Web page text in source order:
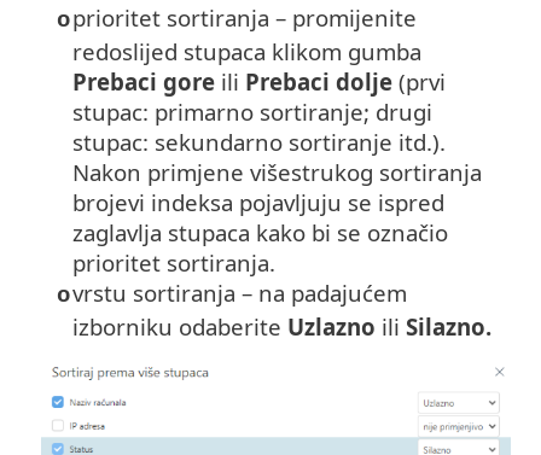
oprioritet sortiranja – promijenite
redoslijed stupaca klikom gumba
Prebaci gore ili Prebaci dolje (prvi
stupac: primarno sortiranje; drugi
stupac: sekundarno sortiranje itd.).
Nakon primjene višestrukog sortiranja
brojevi indeksa pojavljuju se ispred
zaglavlja stupaca kako bi se označio
prioritet sortiranja.
ovrstu sortiranja – na padajućem
izborniku odaberite Uzlazno ili Silazno.